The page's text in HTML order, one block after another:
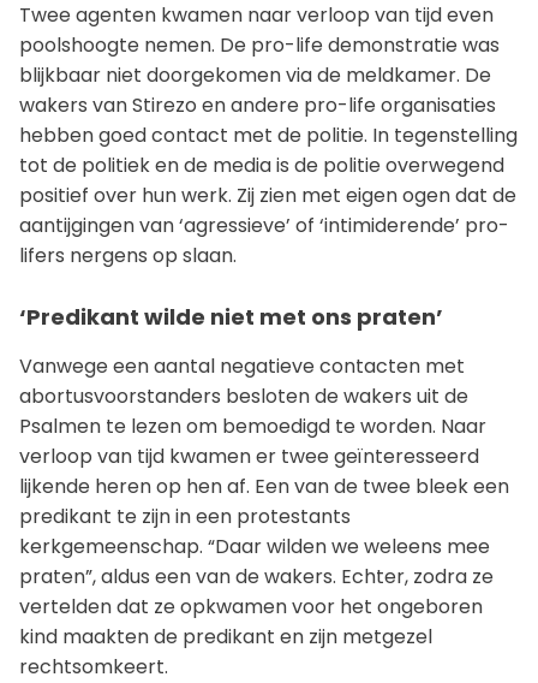
Twee agenten kwamen naar verloop van tijd even
poolshoogte nemen. De pro-life demonstratie was
blijkbaar niet doorgekomen via de meldkamer. De
wakers van Stirezo en andere pro-life organisaties
hebben goed contact met de politie. In tegenstelling
tot de politiek en de media is de politie overwegend
positief over hun werk. Zij zien met eigen ogen dat de
aantijgingen van ‘agressieve’ of ‘intimiderende’ pro-
lifers nergens op slaan.
‘Predikant wilde niet met ons praten’
Vanwege een aantal negatieve contacten met
abortusvoorstanders besloten de wakers uit de
Psalmen te lezen om bemoedigd te worden. Naar
verloop van tijd kwamen er twee geïnteresseerd
lijkende heren op hen af. Een van de twee bleek een
predikant te zijn in een protestants
kerkgemeenschap. “Daar wilden we weleens mee
praten”, aldus een van de wakers. Echter, zodra ze
vertelden dat ze opkwamen voor het ongeboren
kind maakten de predikant en zijn metgezel
rechtsomkeert.